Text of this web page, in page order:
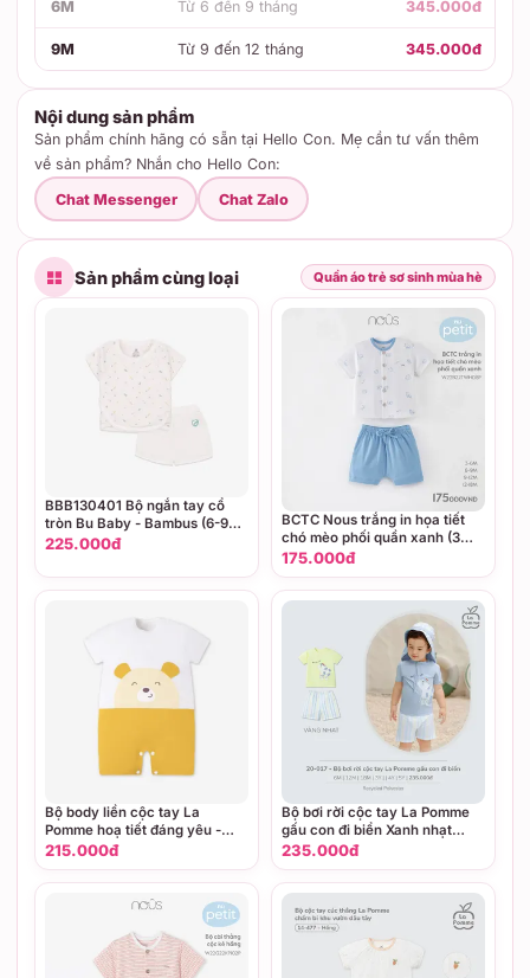
6M Từ 6 đến 9 tháng 345.000đ
9M Từ 9 đến 12 tháng 345.000đ
Nội dung sản phẩm
Sản phẩm chính hãng có sẵn tại Hello Con. Mẹ cần tư vấn thêm
về sản phẩm? Nhắn cho Hello Con:
Chat Messenger
Chat Zalo
Sản phẩm cùng loại Quần áo trẻ sơ sinh mùa hè
BBB130401 Bộ ngắn tay cổ
tròn Bu Baby - Bambus (6-9M,
9-12M, 12-18M)
225.000đ
BCTC Nous trắng in họa tiết
chó mèo phối quần xanh (3M,
6M, 9M, 12M)
175.000đ
Bộ body liền cộc tay La
Pomme hoạ tiết đáng yêu -
3,6,9,12M Vàng
215.000đ
Bộ bơi rời cộc tay La Pomme
gấu con đi biển Xanh nhạt
(12M,18M,3Y,4Y,5Y)
235.000đ